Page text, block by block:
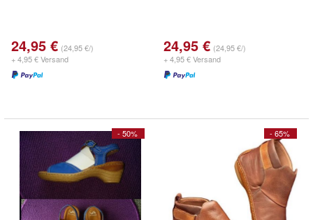
24,95 € (24,95 €/)
+ 4,95 € Versand
24,95 € (24,95 €/)
+ 4,95 € Versand
- 50% - 65%